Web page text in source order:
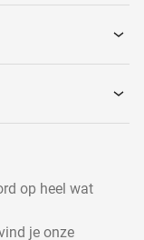
op heel wat
je onze